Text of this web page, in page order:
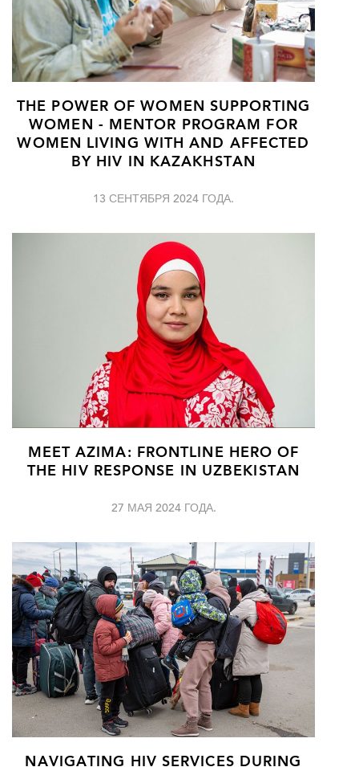
THE POWER OF WOMEN SUPPORTING
WOMEN - MENTOR PROGRAM FOR
WOMEN LIVING WITH AND AFFECTED
BY HIV IN KAZAKHSTAN
13 СЕНТЯБРЯ 2024 ГОДА.
MEET AZIMA: FRONTLINE HERO OF
THE HIV RESPONSE IN UZBEKISTAN
27 МАЯ 2024 ГОДА.
NAVIGATING HIV SERVICES DURING